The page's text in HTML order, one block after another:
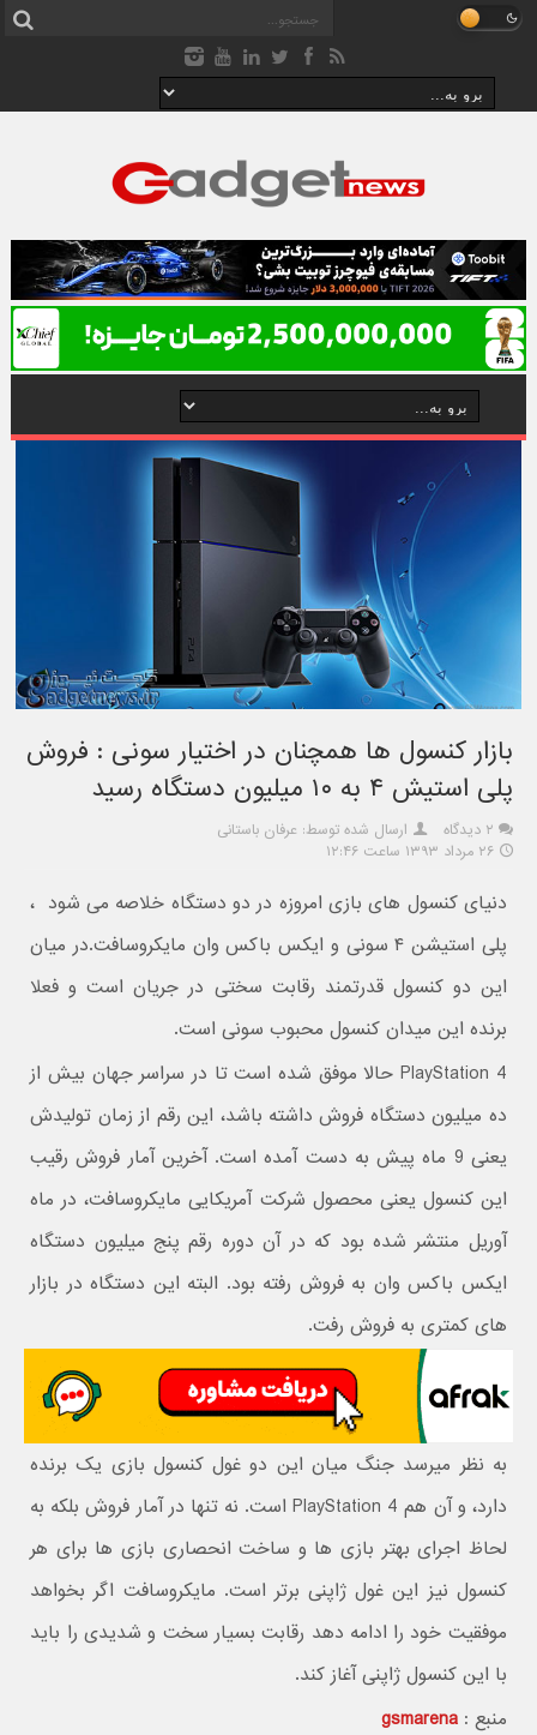
بازار کنسول ها همچنان در اختیار سونی : فروش
پلی استیش ۴ به ۱۰ میلیون دستگاه رسید
۲ دیدگاه
ارسال شده توسط: عرفان باستانی
۲۶ مرداد ۱۳۹۳ ساعت ۱۲:۴۶
دنیای کنسول های بازی امروزه در دو دستگاه خلاصه می شود ،
پلی استیشن ۴ سونی و ایکس باکس وان مایکروسافت.در میان
این دو کنسول قدرتمند رقابت سختی در جریان است و فعلا
برنده این میدان کنسول محبوب سونی است.
PlayStation 4 حالا موفق شده است تا در سراسر جهان بیش از
ده میلیون دستگاه فروش داشته باشد، این رقم از زمان تولیدش
یعنی 9 ماه پیش به دست آمده است. آخرین آمار فروش رقیب
این کنسول یعنی محصول شرکت آمریکایی مایکروسافت، در ماه
آوریل منتشر شده بود که در آن دوره رقم پنج میلیون دستگاه
ایکس باکس وان به فروش رفته بود. البته این دستگاه در بازار
های کمتری به فروش رفت.
به نظر میرسد جنگ میان این دو غول کنسول بازی یک برنده
دارد، و آن هم PlayStation 4 است. نه تنها در آمار فروش بلکه به
لحاظ اجرای بهتر بازی ها و ساخت انحصاری بازی ها برای هر
کنسول نیز این غول ژاپنی برتر است. مایکروسافت اگر بخواهد
موفقیت خود را ادامه دهد رقابت بسیار سخت و شدیدی را باید
با این کنسول ژاپنی آغاز کند.
منبع :gsmarena